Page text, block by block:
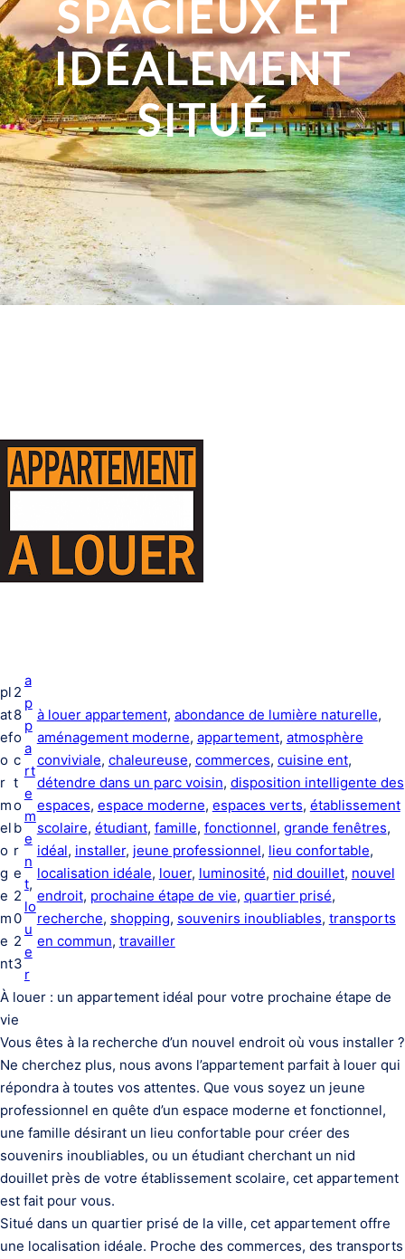
SPACIEUX ET
IDÉALEMENT
SITUÉ
pl
at
ef
o
r
m
el
o
g
e
m
e
nt
2
8
o
c
t
o
b
r
e
2
0
2
3
a
p
p
a
rt
e
m
e
n
t
lo
u
e
r
à louer appartement, abondance de lumière naturelle
aménagement moderne, appartement, atmosphère
conviviale, chaleureuse, commerces, cuisine ent
détendre dans un parc voisin, disposition intelligente des
espaces, espace moderne, espaces verts, établissement
scolaire, étudiant, famille, fonctionnel, grande fenêtres
idéal, installer, jeune professionnel, lieu confortable
localisation idéale, louer, luminosité, nid douillet, nouvel
endroit, prochaine étape de vie, quartier prisé
recherche, shopping, souvenirs inoubliables, transports
en commun, travailler
À louer : un appartement idéal pour votre prochaine étape de
vie
Vous êtes à la recherche d’un nouvel endroit où vous installer ?
Ne cherchez plus, nous avons l’appartement parfait à louer qui
répondra à toutes vos attentes. Que vous soyez un jeune
professionnel en quête d’un espace moderne et fonctionnel,
une famille désirant un lieu confortable pour créer des
souvenirs inoubliables, ou un étudiant cherchant un nid
douillet près de votre établissement scolaire, cet appartement
est fait pour vous.
Situé dans un quartier prisé de la ville, cet appartement offre
une localisation idéale. Proche des commerces, des transports